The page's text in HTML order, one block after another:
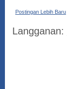
Postingan Lebih Baru
Langganan: